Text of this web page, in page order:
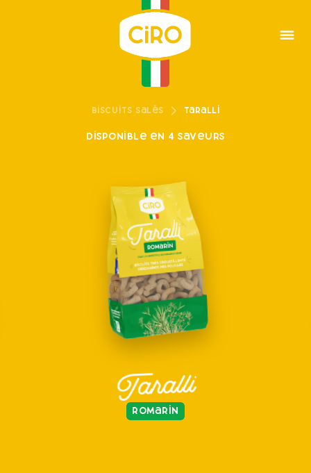
Biscuits salés Taralli
Disponible en 4 saveurs
Taralli
Romarin